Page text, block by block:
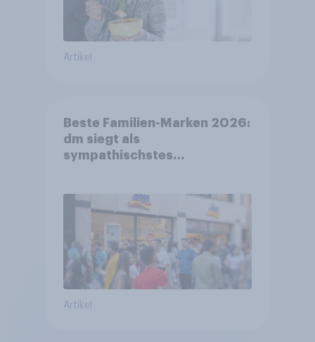
Artikel
Beste Familien-Marken 2026:
dm siegt als
sympathischstes
Artikel